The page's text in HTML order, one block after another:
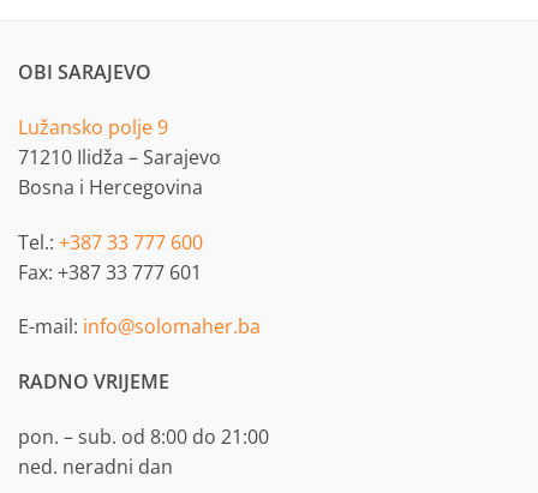
OBI SARAJEVO
Lužansko polje 9
71210 Ilidža – Sarajevo
Bosna i Hercegovina
Tel.: +387 33 777 600
Fax: +387 33 777 601
E-mail: info@solomaher.ba
RADNO VRIJEME
pon. – sub. od 8:00 do 21:00
ned. neradni dan